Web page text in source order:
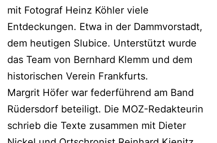
mit Fotograf Heinz Köhler viele
Entdeckungen. Etwa in der Dammvorstadt,
dem heutigen Slubice. Unterstützt wurde
das Team von Bernhard Klemm und dem
historischen Verein Frankfurts.
Margrit Höfer war federführend am Band
Rüdersdorf beteiligt. Die MOZ-Redakteurin
schrieb die Texte zusammen mit Dieter